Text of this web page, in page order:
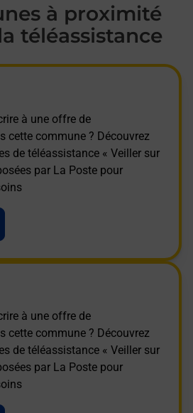
à proximité
téléassistance
à une offre de
cette commune ? Découvrez
de téléassistance « Veiller sur
par La Poste pour
à une offre de
cette commune ? Découvrez
de téléassistance « Veiller sur
par La Poste pour